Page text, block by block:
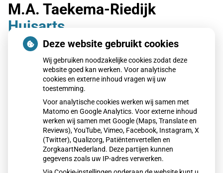
M.A. Taekema-Riedijk
Huisarts
Beschikbare dagen:
MaandagDinsdag
Di Woensdag
Wo Vrijdag
Vr
Terug naar overzicht
Deze website gebruikt cookies
Wij gebruiken noodzakelijke cookies zodat deze
website goed kan werken. Voor analytische
cookies en externe inhoud vragen wij uw
toestemming.
Voor analytische cookies werken wij samen met
Matomo en Google Analytics. Voor externe inhoud
werken wij samen met Google (Maps, Translate en
Reviews), YouTube, Vimeo, Facebook, Instagram, X
(Twitter), Qualizorg, Patiëntenvertellen en
ZorgkaartNederland. Deze partijen kunnen
gegevens zoals uw IP-adres verwerken.